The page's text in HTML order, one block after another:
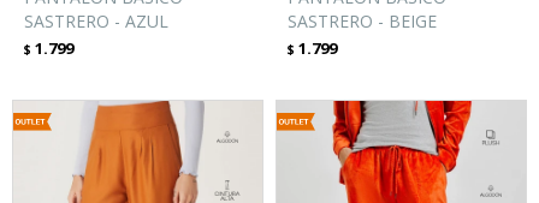
SASTRERO - AZUL
$ 1.799
SASTRERO - BEIGE
$ 1.799